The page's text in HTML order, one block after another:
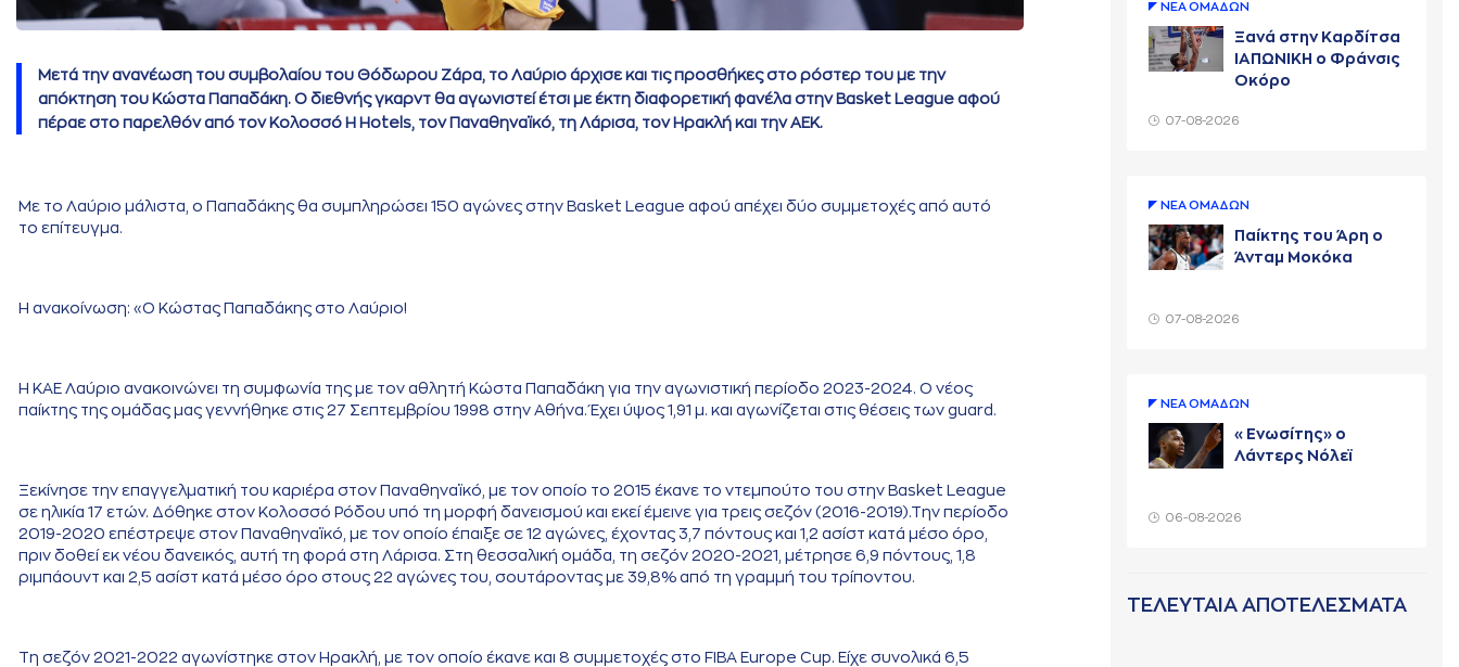
Μετά την ανανέωση του συμβολαίου του Θόδωρου Ζάρα, το Λαύριο άρχισε και τις προσθήκες στο ρόστερ του με την
απόκτηση του Κώστα Παπαδάκη. Ο διεθνής γκαρντ θα αγωνιστεί έτσι με έκτη διαφορετική φανέλα στην Basket League αφού
πέραε στο παρελθόν από τον Κολοσσό H Hotels, τον Παναθηναϊκό, τη Λάρισα, τον Ηρακλή και την ΑΕΚ.
Με το Λαύριο μάλιστα, ο Παπαδάκης θα συμπληρώσει 150 αγώνες στην Basket League αφού απέχει δύο συμμετοχές από αυτό
το επίτευγμα.
Η ανακοίνωση: «Ο Κώστας Παπαδάκης στο Λαύριο!
Η ΚΑΕ Λαύριο ανακοινώνει τη συμφωνία της με τον αθλητή Κώστα Παπαδάκη για την αγωνιστική περίοδο 2023-2024. Ο νέος
παίκτης της ομάδας μας γεννήθηκε στις 27 Σεπτεμβρίου 1998 στην Αθήνα. Έχει ύψος 1,91 μ. και αγωνίζεται στις θέσεις των guard.
Ξεκίνησε την επαγγελματική του καριέρα στον Παναθηναϊκό, με τον οποίο το 2015 έκανε το ντεμπούτο του στην Basket League
σε ηλικία 17 ετών. Δόθηκε στον Κολοσσό Ρόδου υπό τη μορφή δανεισμού και εκεί έμεινε για τρεις σεζόν (2016-2019).Την περίοδο
2019-2020 επέστρεψε στον Παναθηναϊκό, με τον οποίο έπαιξε σε 12 αγώνες, έχοντας 3,7 πόντους και 1,2 ασίστ κατά μέσο όρο,
πριν δοθεί εκ νέου δανεικός, αυτή τη φορά στη Λάρισα. Στη θεσσαλική ομάδα, τη σεζόν 2020-2021, μέτρησε 6,9 πόντους, 1,8
ριμπάουντ και 2,5 ασίστ κατά μέσο όρο στους 22 αγώνες του, σουτάροντας με 39,8% από τη γραμμή του τρίποντου.
Τη σεζόν 2021-2022 αγωνίστηκε στον Ηρακλή, με τον οποίο έκανε και 8 συμμετοχές στο FIBA Europe Cup. Είχε συνολικά 6,5
ΝΕA ΟΜAΔΩΝ
Ξανά στην Καρδίτσα
ΙΑΠΩΝΙΚΗ ο Φράνσις
Οκόρο
07-08-2026
ΝΕA ΟΜAΔΩΝ
Παίκτης του Άρη ο
Άνταμ Μοκόκα
07-08-2026
ΝΕA ΟΜAΔΩΝ
«Ενωσίτης» ο
Λάντερς Νόλεϊ
06-08-2026
ΤΕΛΕΥΤΑΙΑ ΑΠΟΤΕΛΕΣΜΑΤΑ